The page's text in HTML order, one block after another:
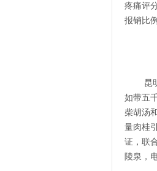
疼痛评
报销比
昆
如带五
柴胡汤
量肉桂
证，联
陵泉，